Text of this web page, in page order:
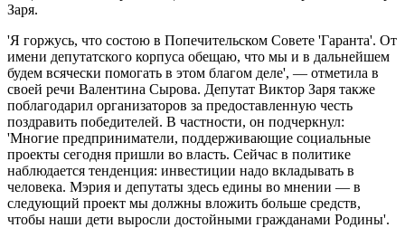
Заря.
'Я горжусь, что состою в Попечительском Совете 'Гаранта'. От
имени депутатского корпуса обещаю, что мы и в дальнейшем
будем всячески помогать в этом благом деле', — отметила в
своей речи Валентина Сырова. Депутат Виктор Заря также
поблагодарил организаторов за предоставленную честь
поздравить победителей. В частности, он подчеркнул:
'Многие предприниматели, поддерживающие социальные
проекты сегодня пришли во власть. Сейчас в политике
наблюдается тенденция: инвестиции надо вкладывать в
человека. Мэрия и депутаты здесь едины во мнении — в
следующий проект мы должны вложить больше средств,
чтобы наши дети выросли достойными гражданами Родины'.